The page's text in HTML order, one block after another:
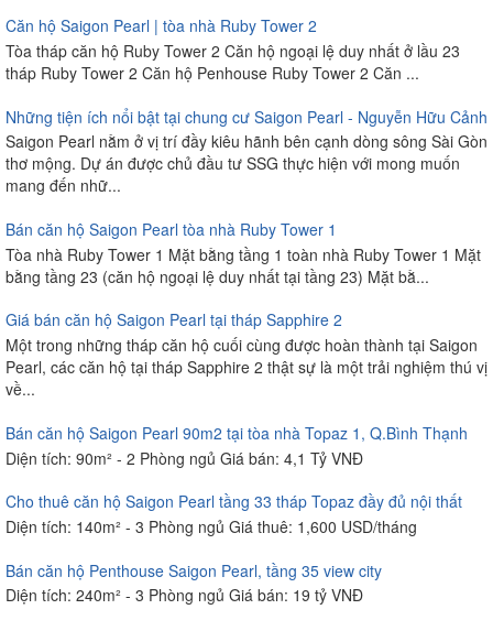
Căn hộ Saigon Pearl | tòa nhà Ruby Tower 2
Tòa tháp căn hộ Ruby Tower 2 Căn hộ ngoại lệ duy nhất ở lầu 23
tháp Ruby Tower 2 Căn hộ Penhouse Ruby Tower 2 Căn ...
Những tiện ích nổi bật tại chung cư Saigon Pearl - Nguyễn Hữu Cảnh
Saigon Pearl nằm ở vị trí đầy kiêu hãnh bên cạnh dòng sông Sài Gòn
thơ mộng. Dự án được chủ đầu tư SSG thực hiện với mong muốn
mang đến nhữ...
Bán căn hộ Saigon Pearl tòa nhà Ruby Tower 1
Tòa nhà Ruby Tower 1 Mặt bằng tầng 1 toàn nhà Ruby Tower 1 Mặt
bằng tầng 23 (căn hộ ngoại lệ duy nhất tại tầng 23) Mặt bằ...
Giá bán căn hộ Saigon Pearl tại tháp Sapphire 2
Một trong những tháp căn hộ cuối cùng được hoàn thành tại Saigon
Pearl, các căn hộ tại tháp Sapphire 2 thật sự là một trải nghiệm thú vị
về...
Bán căn hộ Saigon Pearl 90m2 tại tòa nhà Topaz 1, Q.Bình Thạnh
Diện tích: 90m² - 2 Phòng ngủ Giá bán: 4,1 Tỷ VNĐ
Cho thuê căn hộ Saigon Pearl tầng 33 tháp Topaz đầy đủ nội thất
Diện tích: 140m² - 3 Phòng ngủ Giá thuê: 1,600 USD/tháng
Bán căn hộ Penthouse Saigon Pearl, tầng 35 view city
Diện tích: 240m² - 3 Phòng ngủ Giá bán: 19 tỷ VNĐ